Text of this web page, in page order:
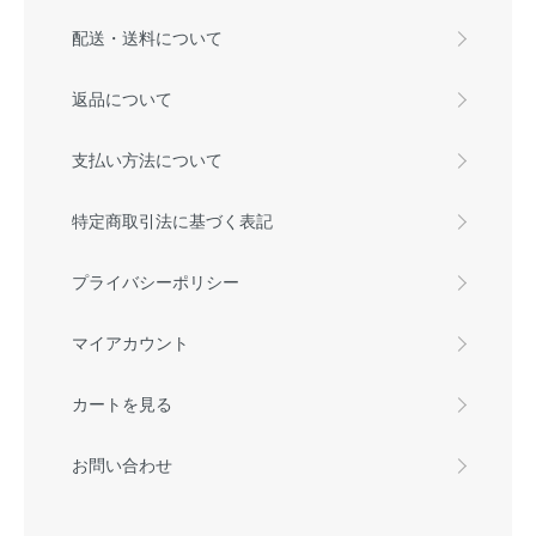
配送・送料について
返品について
支払い方法について
特定商取引法に基づく表記
プライバシーポリシー
マイアカウント
カートを見る
お問い合わせ